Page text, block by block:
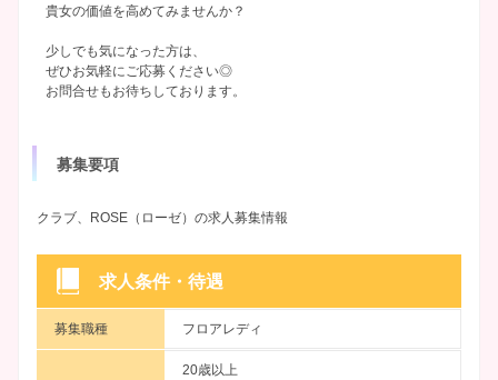
貴女の価値を高めてみませんか？
少しでも気になった方は、
ぜひお気軽にご応募ください◎
お問合せもお待ちしております。
募集要項
クラブ、ROSE（ローゼ）の求人募集情報
求人条件・待遇
募集職種 フロアレディ
20歳以上